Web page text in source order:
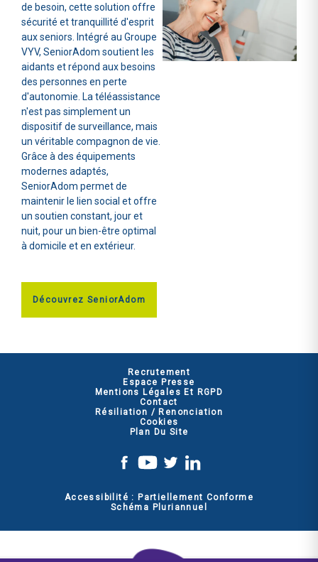
de besoin, cette solution offre
sécurité et tranquillité d'esprit
aux seniors. Intégré au Groupe
VYV, SeniorAdom soutient les
aidants et répond aux besoins
des personnes en perte
d'autonomie. La téléassistance
n'est pas simplement un
dispositif de surveillance, mais
un véritable compagnon de vie.
Grâce à des équipements
modernes adaptés,
SeniorAdom permet de
maintenir le lien social et offre
un soutien constant, jour et
nuit, pour un bien-être optimal
à domicile et en extérieur.
Découvrez SeniorAdom
Recrutement
Espace Presse
Mentions Légales Et RGPD
Contact
Résiliation / Renonciation
Cookies
Plan Du Site
Accessibilité : Partiellement Conforme
Schéma Pluriannuel